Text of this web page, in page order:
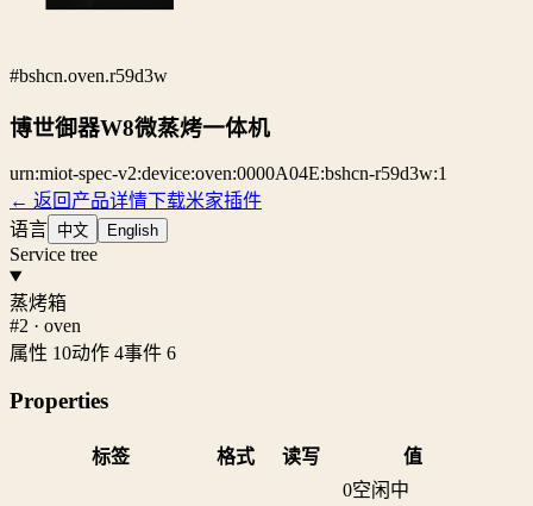
#bshcn.oven.r59d3w
博世御器W8微蒸烤一体机
urn:miot-spec-v2:device:oven:0000A04E:bshcn-r59d3w:1
← 返回产品详情下载米家插件
语言 中文 English
Service tree
蒸烤箱
#2 · oven
属性 10动作 4事件 6
Properties
标签 格式 读写 值
0空闲中